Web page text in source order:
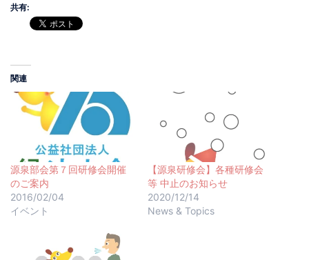
共有:
関連
源泉部会第７回研修会開催
のご案内
2016/02/04
イベント
【源泉研修会】各種研修会
等 中止のお知らせ
2020/12/14
News & Topics